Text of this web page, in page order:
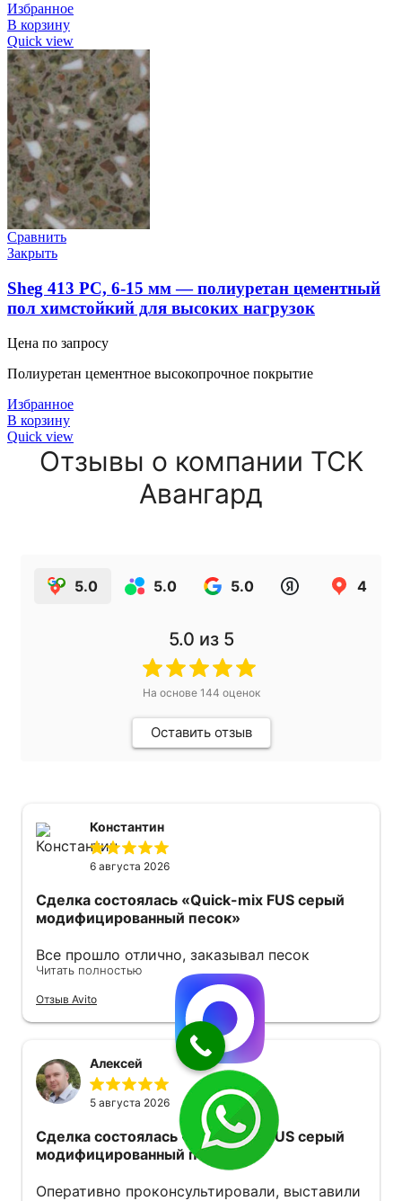
Избранное
В корзину
Quick view
Сравнить
Закрыть
Sheg 413 PC, 6-15 мм — полиуретан цементный
пол химстойкий для высоких нагрузок
Цена по запросу
Полиуретан цементное высокопрочное покрытие
Избранное
В корзину
Quick view
Отзывы о компании ТСК
Авангард
5.0 5.0 5.0 4.9
5.0 из 5
На основе 144 оценок
Оставить отзыв
Константин
6 августа 2026
Сделка состоялась «Quick-mix FUS серый
модифицированный песок»
Все прошло отлично, заказывал песок
модифицированный. Продавец оперативно
ответил также оперативно все отправил .
Советую 👍
Читать полностью
Отзыв Avito
Алексей
5 августа 2026
Сделка состоялась «Quick-mix FUS серый
модифицированный песок»
Оперативно проконсультировали, выставили